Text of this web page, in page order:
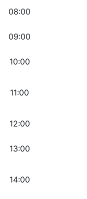
08:00
09:00
10:00
11:00
12:00
13:00
14:00